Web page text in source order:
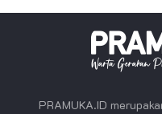
PRAMUKA.ID